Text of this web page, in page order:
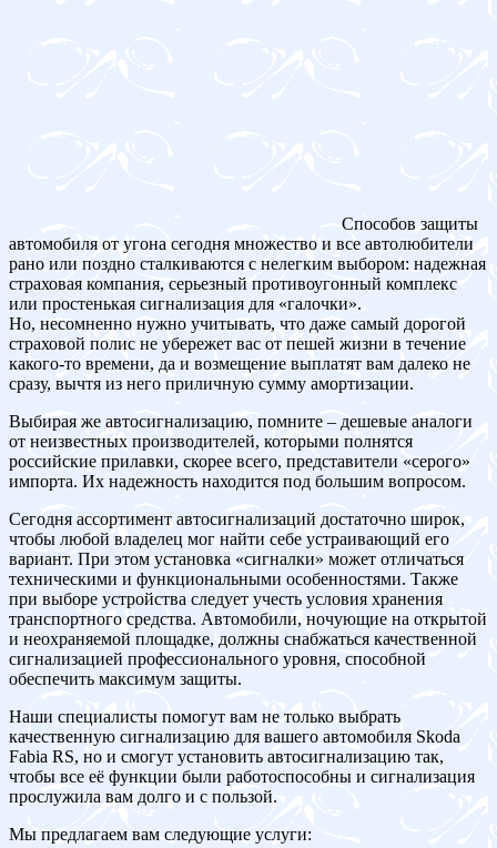
Способов защиты
автомобиля от угона сегодня множество и все автолюбители
рано или поздно сталкиваются с нелегким выбором: надежная
страховая компания, серьезный противоугонный комплекс
или простенькая сигнализация для «галочки».
Но, несомненно нужно учитывать, что даже самый дорогой
страховой полис не убережет вас от пешей жизни в течение
какого-то времени, да и возмещение выплатят вам далеко не
сразу, вычтя из него приличную сумму амортизации.
Выбирая же автосигнализацию, помните – дешевые аналоги
от неизвестных производителей, которыми полнятся
российские прилавки, скорее всего, представители «серого»
импорта. Их надежность находится под большим вопросом.
Сегодня ассортимент автосигнализаций достаточно широк,
чтобы любой владелец мог найти себе устраивающий его
вариант. При этом установка «сигналки» может отличаться
техническими и функциональными особенностями. Также
при выборе устройства следует учесть условия хранения
транспортного средства. Автомобили, ночующие на открытой
и неохраняемой площадке, должны снабжаться качественной
сигнализацией профессионального уровня, способной
обеспечить максимум защиты.
Наши специалисты помогут вам не только выбрать
качественную сигнализацию для вашего автомобиля Skoda
Fabia RS, но и смогут установить автосигнализацию так,
чтобы все её функции были работоспособны и сигнализация
прослужила вам долго и с пользой.
Мы предлагаем вам следующие услуги: